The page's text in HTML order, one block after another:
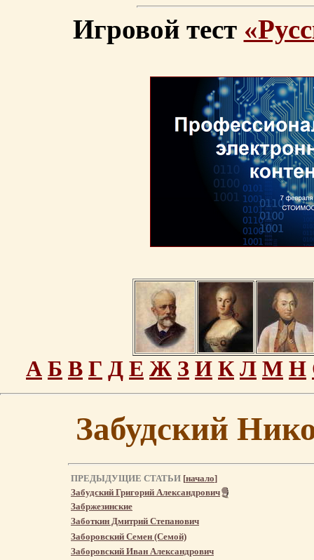
Игровой тест
А Б В Г Д Е Ж З И К Л М Н
Забудский
ПРЕДЫДУЩИЕ СТАТЬИ [начало]
Забудский Григорий Александрович
Забржезинские
Заботкин Дмитрий Степанович
Заборовский Семен (Семой)
Заборовский Иван Александрович